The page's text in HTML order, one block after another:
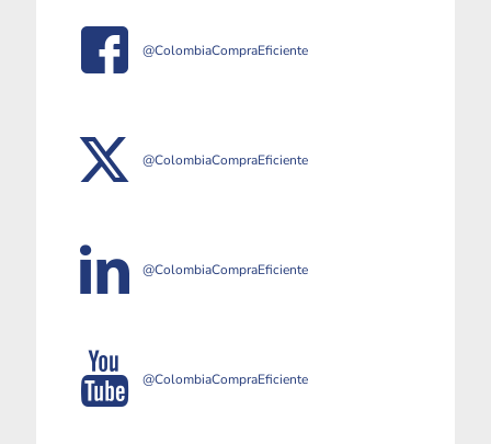
@ColombiaCompraEficiente
@ColombiaCompraEficiente
@ColombiaCompraEficiente
@ColombiaCompraEficiente